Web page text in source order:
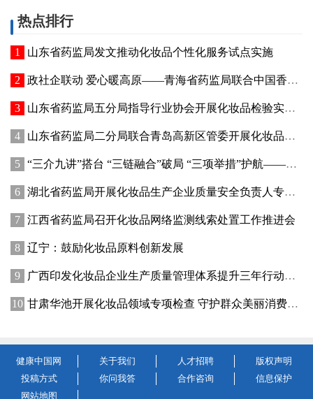
热点排行
山东省药监局发文推动化妆品个性化服务试点实施
政社企联动 爱心暖高原——青海省药监局联合中国香料香精化妆品工业协会开展公益捐赠活动
山东省药监局五分局指导行业协会开展化妆品检验实操专项培训
山东省药监局二分局联合青岛高新区管委开展化妆品新原料注册备案赋能专题交流活动
“三介九讲”搭台 “三链融合”破局 “三项举措”护航——青海高原特色化妆品原料产业迈出实质性步伐
湖北省药监局开展化妆品生产企业质量安全负责人专题培训暨现场观摩活动
江西省药监局召开化妆品网络监测线索处置工作推进会
辽宁：鼓励化妆品原料创新发展
广西印发化妆品企业生产质量管理体系提升三年行动方案
甘肃华池开展化妆品领域专项检查 守护群众美丽消费安全
健康中国网 关于我们 人才招聘
版权声明
投稿方式
你问我答 合作咨询
信息保护
网站地图